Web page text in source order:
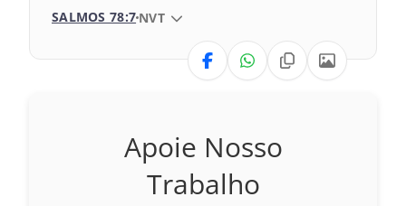
1969 – Almeida Revisada e Corrigida
1993 – Almeida Revisada e Atualizada
SALMOS 78:7 VERSÃO DA BÍBLIA
NVT
VERSÃO
2017 – Nova Almeida Atualizada
2009 – Almeida Revisada e Corrigida
Apoie Nosso
Trabalho